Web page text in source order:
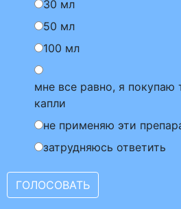
30 мл
50 мл
100 мл
мне все равно, я покупаю
капли
не применяю эти
затрудняюсь ответить